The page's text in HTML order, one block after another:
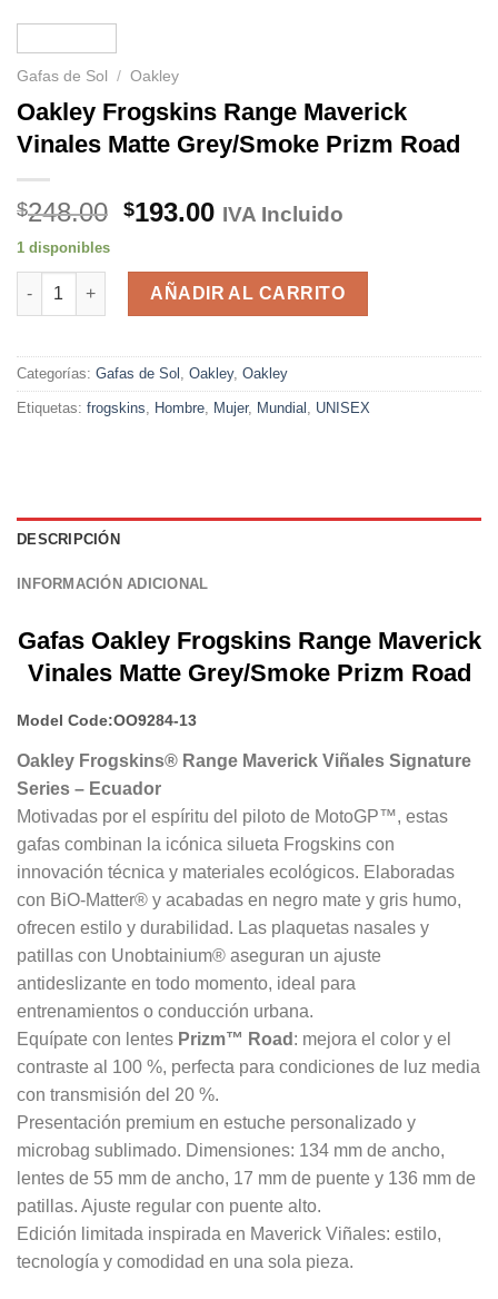
Gafas de Sol / Oakley
Oakley Frogskins Range Maverick
Vinales Matte Grey/Smoke Prizm Road
$248.00 El
original
era:
$248.00.
$193.00El
actual
es:
$193.00.
IVA Incluido
1 disponibles
Oakley Frogskins Range Maverick Vinales Matte Grey/Smoke
AÑADIR AL CARRITO
Categorías: Gafas de Sol , Oakley, Oakley
Etiquetas: frogskins, Hombre, Mujer, Mundial , UNISEX
DESCRIPCIÓN
INFORMACIÓN ADICIONAL
Gafas Oakley Frogskins Range Maverick
Vinales Matte Grey/Smoke Prizm Road
Model Code:OO9284-13
Oakley Frogskins® Range Maverick Viñales Signature
Series – Ecuador
Motivadas por el espíritu del piloto de MotoGP™, estas
gafas combinan la icónica silueta Frogskins con
innovación técnica y materiales ecológicos. Elaboradas
con BiO-Matter® y acabadas en negro mate y gris humo,
ofrecen estilo y durabilidad. Las plaquetas nasales y
patillas con Unobtainium® aseguran un ajuste
antideslizante en todo momento, ideal para
entrenamientos o conducción urbana.
Equípate con lentes Prizm™ Road : mejora el color y el
contraste al 100 %, perfecta para condiciones de luz media
con transmisión del 20 %.
Presentación premium en estuche personalizado y
microbag sublimado. Dimensiones: 134 mm de ancho,
lentes de 55 mm de ancho, 17 mm de puente y 136 mm de
patillas. Ajuste regular con puente alto.
Edición limitada inspirada en Maverick Viñales: estilo,
tecnología y comodidad en una sola pieza.